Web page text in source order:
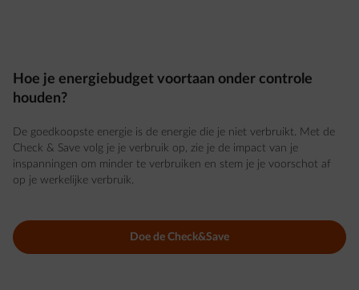
Hoe je energiebudget voortaan onder controle
houden?
De goedkoopste energie is de energie die je niet verbruikt. Met de
Check & Save volg je je verbruik op, zie je de impact van je
inspanningen om minder te verbruiken en stem je je voorschot af
op je werkelijke verbruik.
Doe de Check&Save